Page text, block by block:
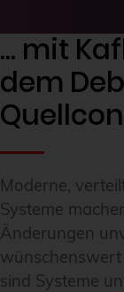
… mit
dem
Moderne,
Systeme
Änderungen
sind Systeme